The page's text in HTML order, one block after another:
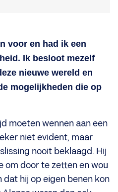
voor en had ik een
Ik besloot mezelf
nieuwe wereld en
mogelijkheden die op
moeten wennen aan een
niet evident, maar
nooit beklaagd. Hij
om door te zetten en wou
dat hij op eigen benen kon